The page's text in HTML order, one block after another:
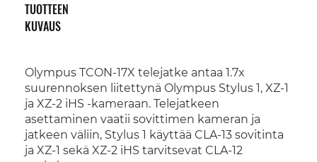
TUOTTEEN
KUVAUS
Olympus TCON-17X telejatke antaa 1.7x
suurennoksen liitettynä Olympus Stylus 1, XZ-1
ja XZ-2 iHS -kameraan. Telejatkeen
asettaminen vaatii sovittimen kameran ja
jatkeen väliin, Stylus 1 käyttää CLA-13 sovitinta
ja XZ-1 sekä XZ-2 iHS tarvitsevat CLA-12